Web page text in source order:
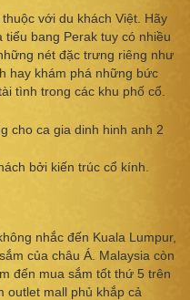
với du khách Việt. Hãy
bang Perak tuy có nhiều
nét đặc trưng riêng như
hay khám phá những bức
tình trong các khu phố cổ.
bởi kiến trúc cổ kính.
nhắc đến Kuala Lumpur,
của châu Á. Malaysia còn
đến mua sắm tốt thứ 5 trên
outlet mall phủ khắp cả